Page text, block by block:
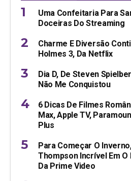
Uma Confeitaria Para
Doceiras Do Streaming
Charme E Diversão
Holmes 3, Da Netflix
Dia D, De Steven
Não Me Conquistou
6 Dicas De Filmes
Max, Apple TV,
Plus
Para Começar O
Thompson Incrível Em O
Da Prime Video